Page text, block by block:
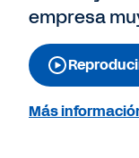
empresa
Más